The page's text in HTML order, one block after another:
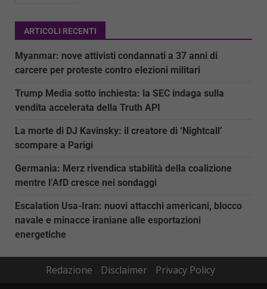
ARTICOLI RECENTI
Myanmar: nove attivisti condannati a 37 anni di
carcere per proteste contro elezioni militari
Trump Media sotto inchiesta: la SEC indaga sulla
vendita accelerata della Truth API
La morte di DJ Kavinsky: il creatore di ‘Nightcall’
scompare a Parigi
Germania: Merz rivendica stabilità della coalizione
mentre l’AfD cresce nei sondaggi
Escalation Usa-Iran: nuovi attacchi americani, blocco
navale e minacce iraniane alle esportazioni
energetiche
Redazione Disclaimer Privacy Policy